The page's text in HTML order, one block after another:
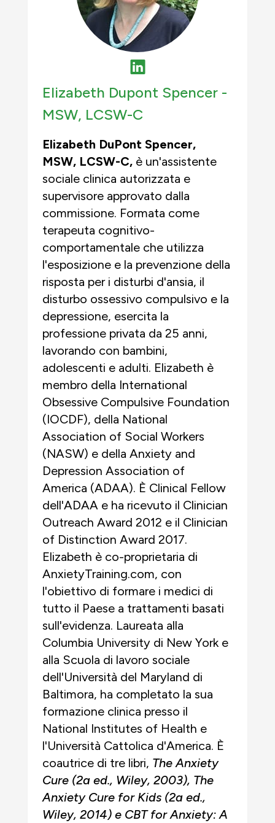
Elizabeth Dupont Spencer -
MSW, LCSW-C
Elizabeth DuPont Spencer,
MSW, LCSW-C, è un'assistente
sociale clinica autorizzata e
supervisore approvato dalla
commissione. Formata come
terapeuta cognitivo-
comportamentale che utilizza
l'esposizione e la prevenzione della
risposta per i disturbi d'ansia, il
disturbo ossessivo compulsivo e la
depressione, esercita la
professione privata da 25 anni,
lavorando con bambini,
adolescenti e adulti. Elizabeth è
membro della International
Obsessive Compulsive Foundation
(IOCDF), della National
Association of Social Workers
(NASW) e della Anxiety and
Depression Association of
America (ADAA). È Clinical Fellow
dell'ADAA e ha ricevuto il Clinician
Outreach Award 2012 e il Clinician
of Distinction Award 2017.
Elizabeth è co-proprietaria di
AnxietyTraining.com, con
l'obiettivo di formare i medici di
tutto il Paese a trattamenti basati
sull'evidenza. Laureata alla
Columbia University di New York e
alla Scuola di lavoro sociale
dell'Università del Maryland di
Baltimora, ha completato la sua
formazione clinica presso il
National Institutes of Health e
l'Università Cattolica d'America. È
coautrice di tre libri, The Anxiety
Cure (2a ed., Wiley, 2003), The
Anxiety Cure for Kids (2a ed.,
Wiley, 2014) e CBT for Anxiety: A